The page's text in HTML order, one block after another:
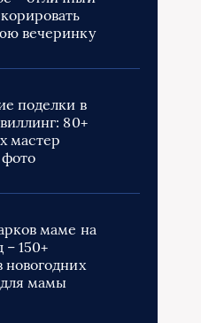
вечеринку
поделки в
80+
мастер
фото
маме на
– 150+
новогодних
мамы